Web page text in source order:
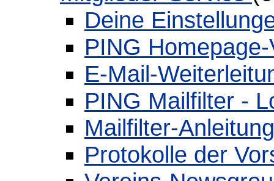
Deine
PING
E-Mail-
PING Mailfilter -
Mailfilter-
Protokolle der